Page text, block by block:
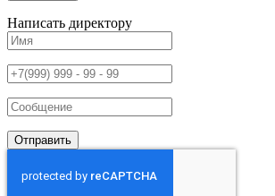
Написать директору
Отправить